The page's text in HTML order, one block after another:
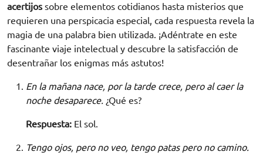
acertijos sobre elementos cotidianos hasta misterios que
requieren una perspicacia especial, cada respuesta revela la
magia de una palabra bien utilizada. ¡Adéntrate en este
fascinante viaje intelectual y descubre la satisfacción de
desentrañar los enigmas más astutos!
En la mañana nace, por la tarde crece, pero al caer la
noche desaparece. ¿Qué es?
Respuesta: El sol.
Tengo ojos, pero no veo, tengo patas pero no camino.